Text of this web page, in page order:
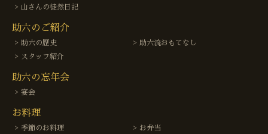
山さんの徒然日記
助六のご紹介
助六の歴史
助六流おもてなし
スタッフ紹介
助六の忘年会
宴会
お料理
季節のお料理
お弁当